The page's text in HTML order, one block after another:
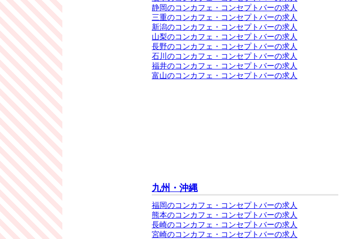
静岡のコンカフェ・コンセプトバーの求人
三重のコンカフェ・コンセプトバーの求人
新潟のコンカフェ・コンセプトバーの求人
山梨のコンカフェ・コンセプトバーの求人
長野のコンカフェ・コンセプトバーの求人
石川のコンカフェ・コンセプトバーの求人
福井のコンカフェ・コンセプトバーの求人
富山のコンカフェ・コンセプトバーの求人
九州・沖縄
福岡のコンカフェ・コンセプトバーの求人
熊本のコンカフェ・コンセプトバーの求人
長崎のコンカフェ・コンセプトバーの求人
宮崎のコンカフェ・コンセプトバーの求人